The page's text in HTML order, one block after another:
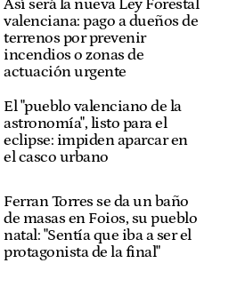
Así será la nueva Ley Forestal
valenciana: pago a dueños de
terrenos por prevenir
incendios o zonas de
actuación urgente
El "pueblo valenciano de la
astronomía", listo para el
eclipse: impiden aparcar en
el casco urbano
Ferran Torres se da un baño
de masas en Foios, su pueblo
natal: "Sentía que iba a ser el
protagonista de la final"